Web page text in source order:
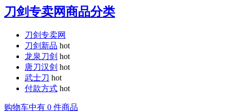
刀剑专卖网商品分类
刀剑专卖网
刀剑新品 hot
龙泉刀剑 hot
唐刀汉剑 hot
武士刀 hot
付款方式 hot
购物车中有 0 件商品